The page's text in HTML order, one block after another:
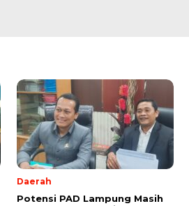
Daerah
Potensi PAD Lampung Masih